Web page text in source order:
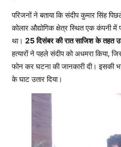
परिजनों ने बताया कि संदीप कुमार सिंह
कोलार औद्योगिक क्षेत्र स्थित एक कंपनी
था। 25 दिसंबर की रात साजिश के तहत
हत्यारों ने पहले संदीप को अधमरा किया,
फोन कर घटना की जानकारी दी। इसकी
के घाट उतार दिया।